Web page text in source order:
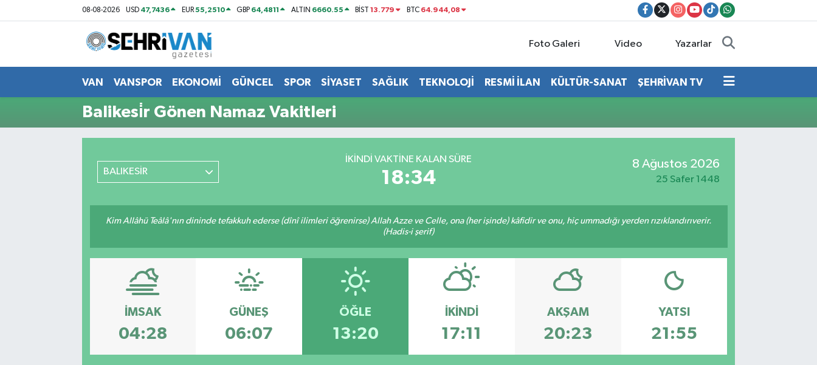
08-08-2026 USD 47,7436 EUR55,2510 GBP 64,4811 ALTIN 6660.55 BİST13.779 BTC 64.944,08
Foto Galeri Video Yazarlar
VAN VANSPOR EKONOMİ GÜNCEL SPOR SİYASET SAĞLIK TEKNOLOJİ RESMİ İLAN KÜLTÜR-SANAT ŞEHRİVAN TV
Balikesi̇r Gönen Namaz Vakitleri
BALIKESİR
İKINDI VAKTİNE KALAN SÜRE
18:33
8 Ağustos 2026
25 Safer 1448
Kim Allâhü Teâlâ'nın dininde tefakkuh ederse (dînî ilimleri öğrenirse) Allah Azze ve Celle, ona (her işinde) kâfidir ve onu, hiç ummadığı yerden rızıklandırıverir.
(Hadis-i şerif)
İMSAK
04:28
GÜNEŞ
06:07
ÖĞLE
13:20
İKINDI
17:11
AKŞAM
20:23
YATSI
21:55
Van Nöbetçi Eczaneler
Van Hava Durumu
VAN Namaz Vakitleri
Van Trafik Yoğunluk Haritası
Süper Lig Puan Durumu ve Fikstür